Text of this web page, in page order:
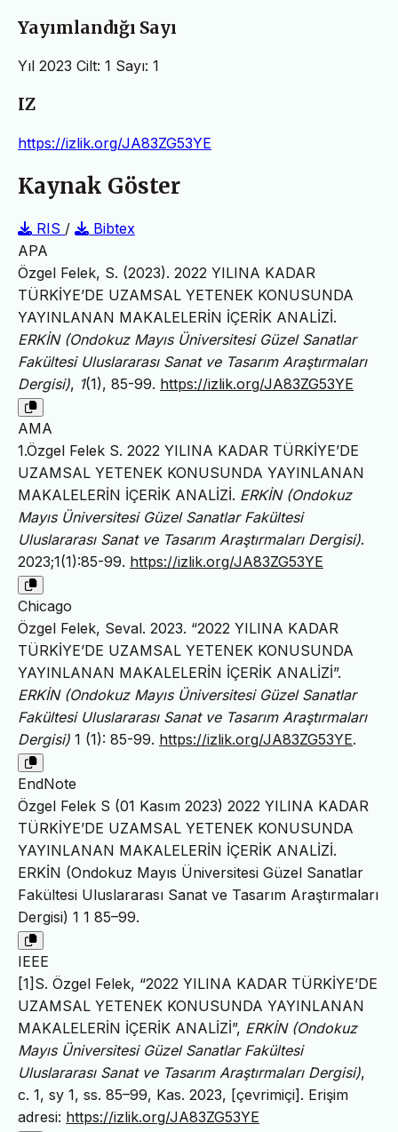
Yayımlandığı Sayı
Yıl 2023 Cilt: 1 Sayı: 1
IZ
https://izlik.org/JA83ZG53YE
Kaynak Göster
RIS /
Bibtex
APA
Özgel Felek, S. (2023). 2022 YILINA KADAR
TÜRKİYE’DE UZAMSAL YETENEK KONUSUNDA
YAYINLANAN MAKALELERİN İÇERİK ANALİZİ.
ERKİN (Ondokuz Mayıs Üniversitesi Güzel Sanatlar
Fakültesi Uluslararası Sanat ve Tasarım Araştırmaları
Dergisi), 1(1), 85-99. https://izlik.org/JA83ZG53YE
AMA
1.Özgel Felek S. 2022 YILINA KADAR TÜRKİYE’DE
UZAMSAL YETENEK KONUSUNDA YAYINLANAN
MAKALELERİN İÇERİK ANALİZİ. ERKİN (Ondokuz
Mayıs Üniversitesi Güzel Sanatlar Fakültesi
Uluslararası Sanat ve Tasarım Araştırmaları Dergisi).
2023;1(1):85-99. https://izlik.org/JA83ZG53YE
Chicago
Özgel Felek, Seval. 2023. “2022 YILINA KADAR
TÜRKİYE’DE UZAMSAL YETENEK KONUSUNDA
YAYINLANAN MAKALELERİN İÇERİK ANALİZİ”.
ERKİN (Ondokuz Mayıs Üniversitesi Güzel Sanatlar
Fakültesi Uluslararası Sanat ve Tasarım Araştırmaları
Dergisi) 1 (1): 85-99. https://izlik.org/JA83ZG53YE.
EndNote
Özgel Felek S (01 Kasım 2023) 2022 YILINA KADAR
TÜRKİYE’DE UZAMSAL YETENEK KONUSUNDA
YAYINLANAN MAKALELERİN İÇERİK ANALİZİ.
ERKİN (Ondokuz Mayıs Üniversitesi Güzel Sanatlar
Fakültesi Uluslararası Sanat ve Tasarım Araştırmaları
Dergisi) 1 1 85–99.
IEEE
[1]S. Özgel Felek, “2022 YILINA KADAR TÜRKİYE’DE
UZAMSAL YETENEK KONUSUNDA YAYINLANAN
MAKALELERİN İÇERİK ANALİZİ”, ERKİN (Ondokuz
Mayıs Üniversitesi Güzel Sanatlar Fakültesi
Uluslararası Sanat ve Tasarım Araştırmaları Dergisi),
c. 1, sy 1, ss. 85–99, Kas. 2023, [çevrimiçi]. Erişim
adresi: https://izlik.org/JA83ZG53YE